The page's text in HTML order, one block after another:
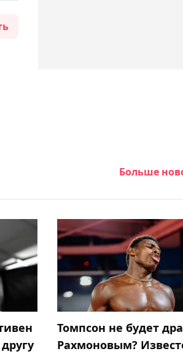
Зангар Нурланулы не
вышел на матч
круга турнира World
Tennis в Астане
Клубы Премьер-лиги
м туром
13:42, Сегодня
Больше
Томпсон не будет
Рахмоновым?